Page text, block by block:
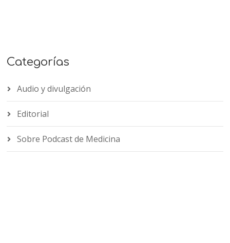
Categorías
Audio y divulgación
Editorial
Sobre Podcast de Medicina